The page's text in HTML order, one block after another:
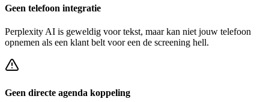
Geen telefoon integratie
Perplexity AI is geweldig voor tekst, maar kan niet jouw telefoon
opnemen als een klant belt voor een de screening hell.
Geen directe agenda koppeling